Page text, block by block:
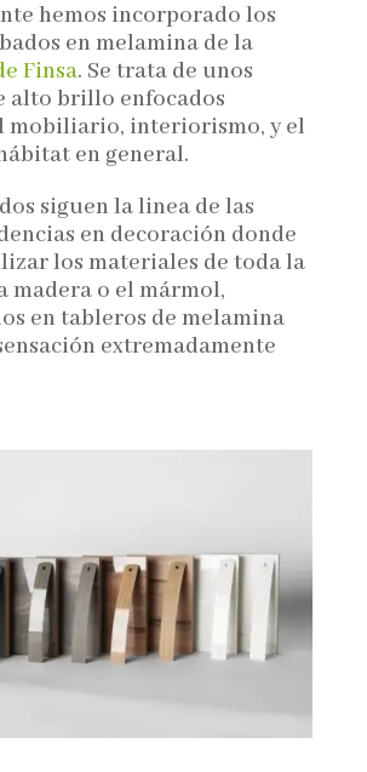
hemos incorporado los
en melamina de la
Finsa. Se trata de unos
alto brillo enfocados
mobiliario, interiorismo, y el
en general.
siguen la linea de las
en decoración donde
los materiales de toda la
madera o el mármol,
en tableros de melamina
extremadamente